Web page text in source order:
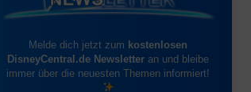
Melde dich jetzt zum kostenlosen
DisneyCentral.de Newsletter an und bleibe
immer über die neuesten Themen informiert!